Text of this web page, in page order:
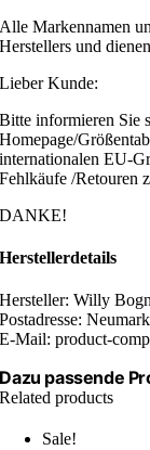
Alle Markennamen
Herstellers und
Lieber Kunde:
Bitte informieren Sie
Homepage/
internationalen EU-
Fehlkäufe /Retouren
DANKE!
Herstellerdetails
Hersteller: Willy
Postadresse:
E-Mail: product-
Dazu passende
Related products
Sale!